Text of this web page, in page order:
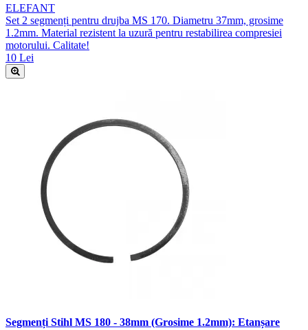
ELEFANT
Set 2 segmenți pentru drujba MS 170. Diametru 37mm, grosime
1.2mm. Material rezistent la uzură pentru restabilirea compresiei
motorului. Calitate!
10 Lei
Segmenți Stihl MS 180 - 38mm (Grosime 1.2mm): Etanșare